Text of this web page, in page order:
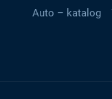
Auto – katalog